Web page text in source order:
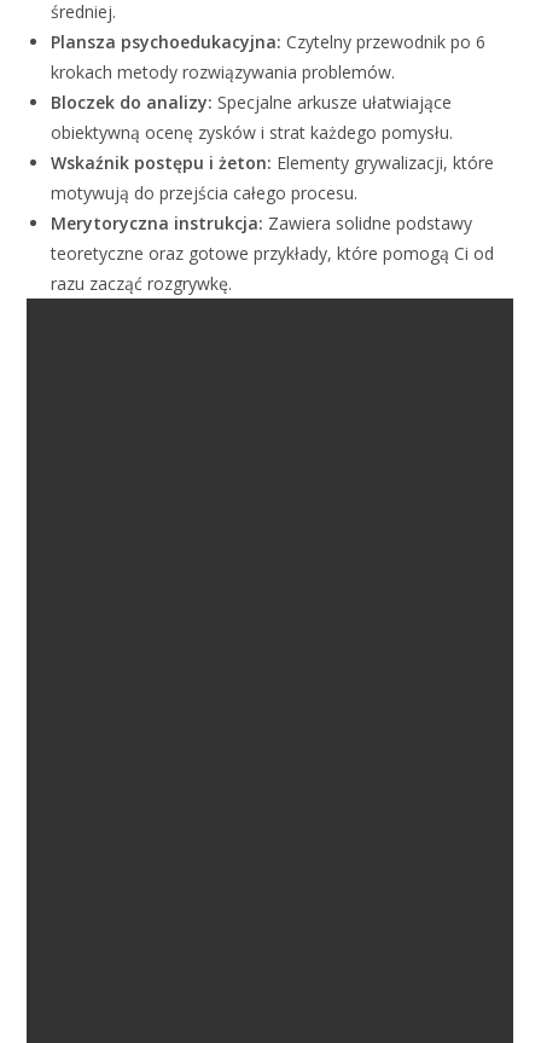
średniej.
Plansza psychoedukacyjna: Czytelny przewodnik po 6
krokach metody rozwiązywania problemów.
Bloczek do analizy: Specjalne arkusze ułatwiające
obiektywną ocenę zysków i strat każdego pomysłu.
Wskaźnik postępu i żeton: Elementy grywalizacji, które
motywują do przejścia całego procesu.
Merytoryczna instrukcja: Zawiera solidne podstawy
teoretyczne oraz gotowe przykłady, które pomogą Ci od
razu zacząć rozgrywkę.